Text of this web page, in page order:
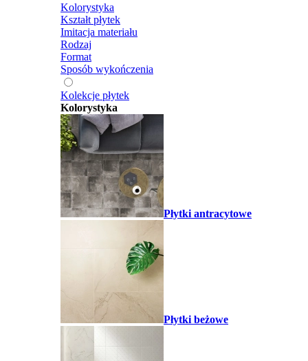
Kolorystyka
Kształt płytek
Imitacja materiału
Rodzaj
Format
Sposób wykończenia
Kolekcje płytek
Kolorystyka
Płytki antracytowe
Płytki beżowe